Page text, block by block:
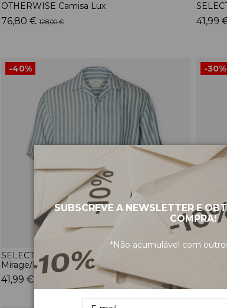
OTHERWISE Camisa Lux
76,80 € 128,00 € 41,99
-40%
SELECTED Camisa RlxKylian Linen - Blue
Mirage/Blue White
41,99 €
-30%
SUBSCREVE A NEWSLETTER E
COMPRA!
*Não acumulável com